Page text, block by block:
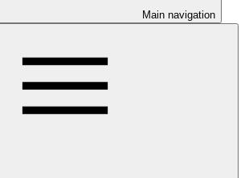
Main navigation